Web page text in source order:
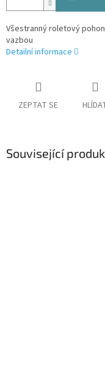
Všestranný roletový
vazbou
Detailní informace
ZEPTAT SE
Související